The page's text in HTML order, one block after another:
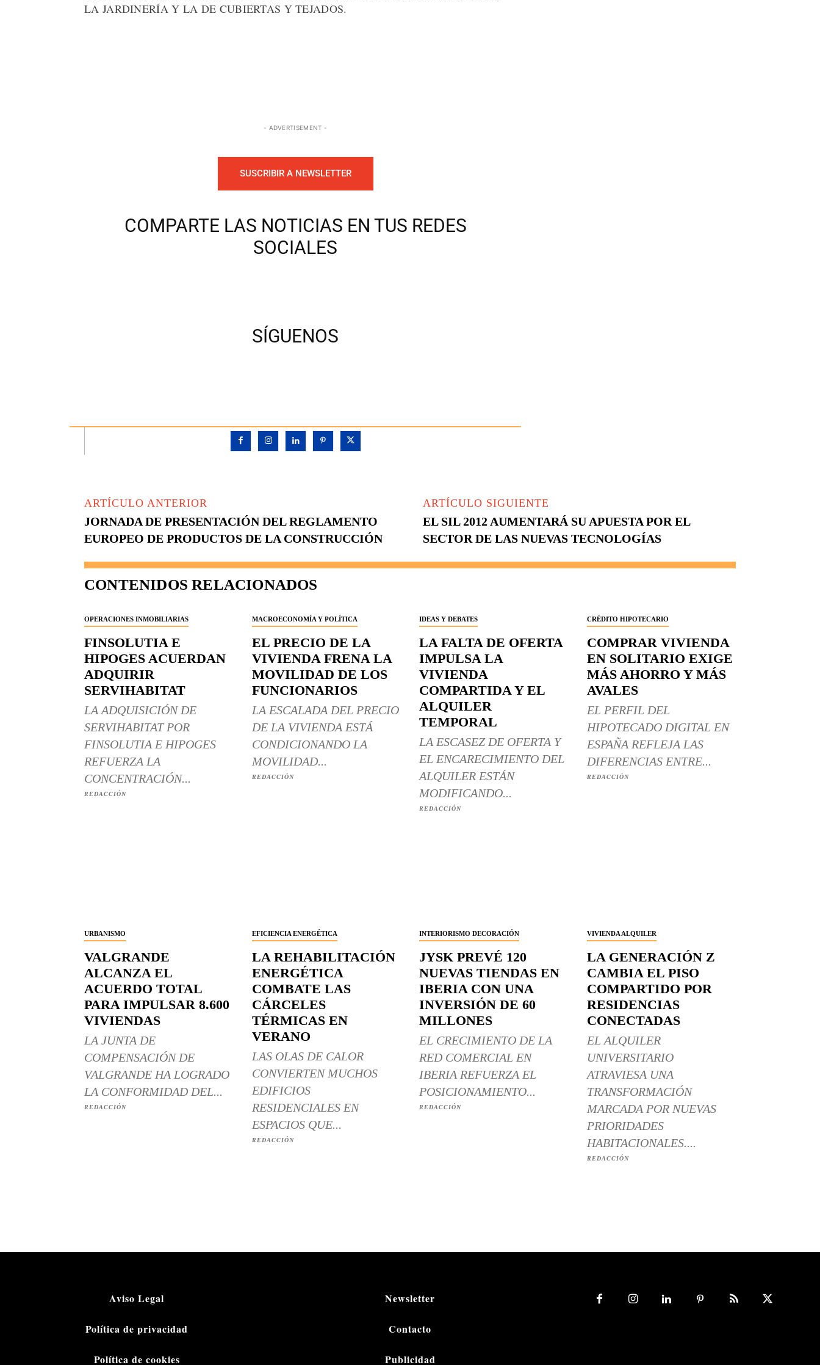
LA JARDINERÍA Y LA DE CUBIERTAS Y TEJADOS.
- ADVERTISEMENT -
SUSCRIBIR A NEWSLETTER
COMPARTE LAS NOTICIAS EN TUS REDES
SOCIALES
SÍGUENOS
ARTÍCULO ANTERIOR
JORNADA DE PRESENTACIÓN DEL REGLAMENTO
EUROPEO DE PRODUCTOS DE LA CONSTRUCCIÓN
ARTÍCULO SIGUIENTE
EL SIL 2012 AUMENTARÁ SU APUESTA POR EL
SECTOR DE LAS NUEVAS TECNOLOGÍAS
CONTENIDOS RELACIONADOS
OPERACIONES INMOBILIARIAS
FINSOLUTIA E
HIPOGES ACUERDAN
ADQUIRIR
SERVIHABITAT
LA ADQUISICIÓN DE
SERVIHABITAT POR
FINSOLUTIA E HIPOGES
REFUERZA LA
CONCENTRACIÓN...
REDACCIÓN
MACROECONOMÍA Y POLÍTICA
EL PRECIO DE LA
VIVIENDA FRENA LA
MOVILIDAD DE LOS
FUNCIONARIOS
LA ESCALADA DEL PRECIO
DE LA VIVIENDA ESTÁ
CONDICIONANDO LA
MOVILIDAD...
REDACCIÓN
IDEAS Y DEBATES
LA FALTA DE OFERTA
IMPULSA LA
VIVIENDA
COMPARTIDA Y EL
ALQUILER
TEMPORAL
LA ESCASEZ DE OFERTA Y
EL ENCARECIMIENTO DEL
ALQUILER ESTÁN
MODIFICANDO...
REDACCIÓN
CRÉDITO HIPOTECARIO
COMPRAR VIVIENDA
EN SOLITARIO EXIGE
MÁS AHORRO Y MÁS
AVALES
EL PERFIL DEL
HIPOTECADO DIGITAL EN
ESPAÑA REFLEJA LAS
DIFERENCIAS ENTRE...
REDACCIÓN
URBANISMO
VALGRANDE
ALCANZA EL
ACUERDO TOTAL
PARA IMPULSAR 8.600
VIVIENDAS
LA JUNTA DE
COMPENSACIÓN DE
VALGRANDE HA LOGRADO
LA CONFORMIDAD DEL...
REDACCIÓN
EFICIENCIA ENERGÉTICA
LA REHABILITACIÓN
ENERGÉTICA
COMBATE LAS
CÁRCELES
TÉRMICAS EN
VERANO
LAS OLAS DE CALOR
CONVIERTEN MUCHOS
EDIFICIOS
RESIDENCIALES EN
ESPACIOS QUE...
REDACCIÓN
INTERIORISMO DECORACIÓN
JYSK PREVÉ 120
NUEVAS TIENDAS EN
IBERIA CON UNA
INVERSIÓN DE 60
MILLONES
EL CRECIMIENTO DE LA
RED COMERCIAL EN
IBERIA REFUERZA EL
POSICIONAMIENTO...
REDACCIÓN
VIVIENDA ALQUILER
LA GENERACIÓN Z
CAMBIA EL PISO
COMPARTIDO POR
RESIDENCIAS
CONECTADAS
EL ALQUILER
UNIVERSITARIO
ATRAVIESA UNA
TRANSFORMACIÓN
MARCADA POR NUEVAS
PRIORIDADES
HABITACIONALES....
REDACCIÓN
Aviso Legal
Política de privacidad
Política de cookies
Newsletter
Contacto
Publicidad